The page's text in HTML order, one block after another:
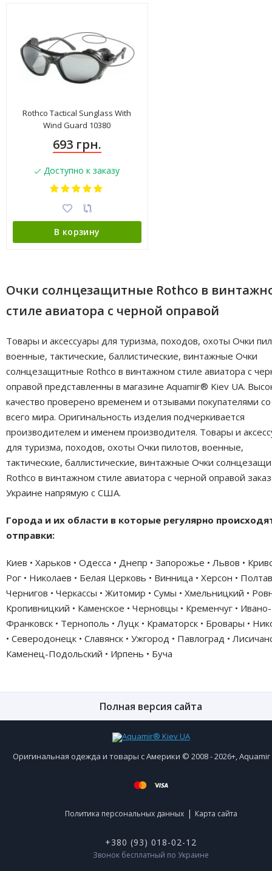
Rothco Tactical Sunglass With
Wind Guard 10380
693 грн.
Доступно к заказу
В корзину
Очки солнцезащитные Rothco в
стиле авиатора с черной оправой
Товары и аксессуары для туризма, походов, охоты Очки
военные, тактические, баллистические, винтажные Очки
солнцезащитные Rothco в винтажном стиле авиатора с
оправой представленны в магазине Aquamir® Kiev UA.
качество проверено временем и отзывами покупателями со
всего мира. Оригинальность изделия подчеркивается
производителем и именем производителя. Товары и
для туризма, походов, охоты Очки пилотов, военные,
тактические, баллистические, винтажные Очки
Rothco в винтажном стиле авиатора с черной оправой
Украине напрямую с США.
Города и их области в которые регулярно
отправки:
Киев • Харьков • Одесса • Днепр • Запорожье • Львов •
Рог • Николаев • Белая Церковь • Винница • Херсон •
Чернигов • Черкассы • Житомир • Сумы • Хмельницкий •
Кропивницкий • Каменское • Черновцы • Кременчуг • Ивано-
Франковск • Тернополь • Луцк • Краматорск • Бровары •
• Северодонецк • Славянск • Ужгород • Павлоград •
Каменец-Подольский • Ирпень • Буча
Полная версия сайта
Оригинальная одежда и товары с Америки © 2008 - 2026+,
Политика персональных данных | Карта сайта
+380 (93) 018-02-12
Звонок бесплатный по Украине